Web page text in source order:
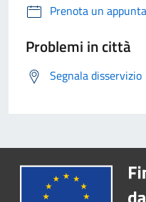
Prenota un
Problemi in città
Segnala disservizio